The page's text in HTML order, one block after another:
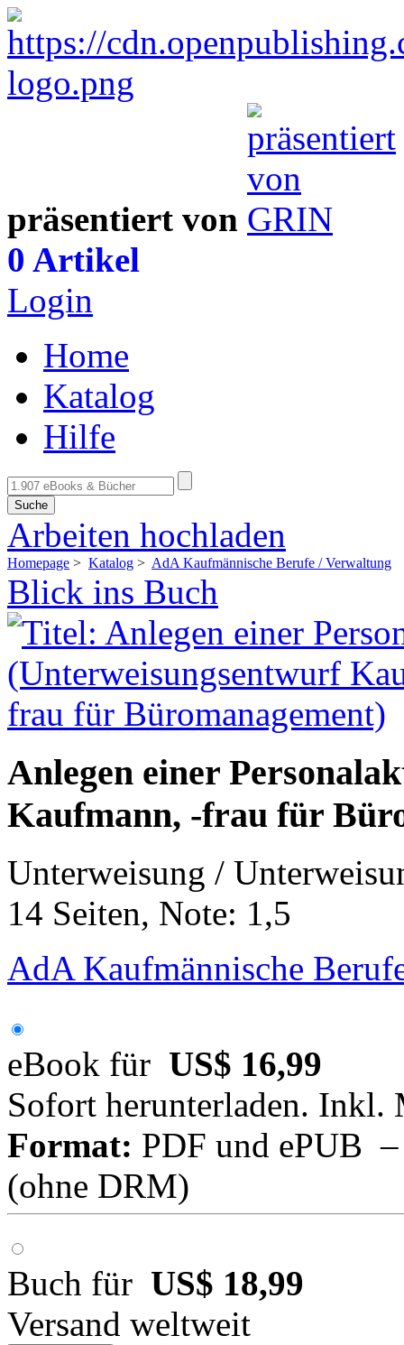
präsentiert von
0 Artikel
Login
Home
Katalog
Hilfe
Suche
Arbeiten hochladen
Homepage > Katalog > AdA Kaufmännische Berufe / Verwaltung
Blick ins Buch
Anlegen einer
Kaufmann, -frau für
Unterweisung /
14 Seiten, Note: 1,5
AdA Kaufmännische
eBook für US$ 16,99
Sofort herunterladen. Inkl.
Format: PDF und ePUB
(ohne DRM)
Buch für US$ 18,99
Versand weltweit